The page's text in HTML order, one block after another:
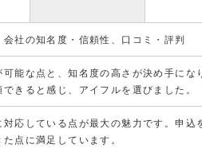
社の知名度・信頼性、口コミ・評判
可能な点と、知名度の高さが決め手にな
きると感じ、アイフルを選びました。
応している点が最大の魅力です。申込
点に満足しています。